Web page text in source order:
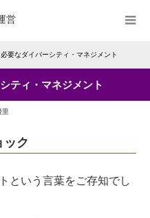
営
要なダイバーシティ・マネジメント
ティ・マネジメント
ック
という言葉をご存知でし